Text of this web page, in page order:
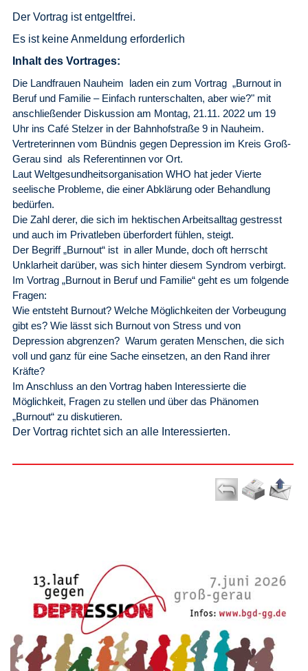
Der Vortrag ist entgeltfrei.
Es ist keine Anmeldung erforderlich
Inhalt des Vortrages:
Die Landfrauen Nauheim laden ein zum Vortrag „Burnout in
Beruf und Familie – Einfach runterschalten, aber wie?" mit
anschließender Diskussion am Montag, 21.11. 2022 um 19
Uhr ins Café Stelzer in der Bahnhofstraße 9 in Nauheim.
Vertreterinnen vom Bündnis gegen Depression im Kreis Groß-
Gerau sind als Referentinnen vor Ort.
Laut Weltgesundheitsorganisation WHO hat jeder Vierte
seelische Probleme, die einer Abklärung oder Behandlung
bedürfen.
Die Zahl derer, die sich im hektischen Arbeitsalltag gestresst
und auch im Privatleben überfordert fühlen, steigt.
Der Begriff „Burnout“ ist in aller Munde, doch oft herrscht
Unklarheit darüber, was sich hinter diesem Syndrom verbirgt.
Im Vortrag „Burnout in Beruf und Familie“ geht es um folgende
Fragen:
Wie entsteht Burnout? Welche Möglichkeiten der Vorbeugung
gibt es? Wie lässt sich Burnout von Stress und von
Depression abgrenzen? Warum geraten Menschen, die sich
voll und ganz für eine Sache einsetzen, an den Rand ihrer
Kräfte?
Im Anschluss an den Vortrag haben Interessierte die
Möglichkeit, Fragen zu stellen und über das Phänomen
„Burnout“ zu diskutieren.
Der Vortrag richtet sich an alle Interessierten.